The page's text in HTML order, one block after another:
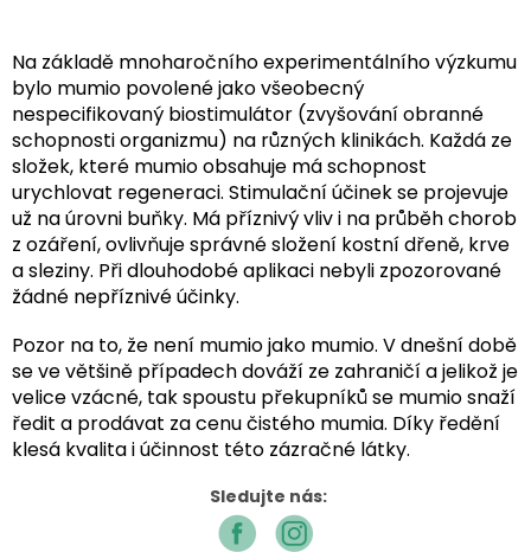
Na základě mnoharočního experimentálního výzkumu
bylo mumio povolené jako všeobecný
nespecifikovaný biostimulátor (zvyšování obranné
schopnosti organizmu) na různých klinikách. Každá ze
složek, které mumio obsahuje má schopnost
urychlovat regeneraci. Stimulační účinek se projevuje
už na úrovni buňky. Má příznivý vliv i na průběh chorob
z ozáření, ovlivňuje správné složení kostní dřeně, krve
a sleziny. Při dlouhodobé aplikaci nebyli zpozorované
žádné nepříznivé účinky.
Pozor na to, že není mumio jako mumio. V dnešní době
se ve většině případech dováží ze zahraničí a jelikož je
velice vzácné, tak spoustu překupníků se mumio snaží
ředit a prodávat za cenu čistého mumia. Díky ředění
klesá kvalita i účinnost této zázračné látky.
Sledujte nás: